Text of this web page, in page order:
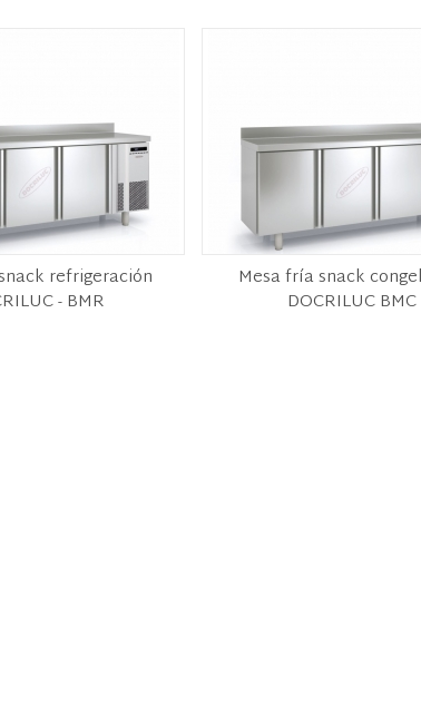
refrigeración
- BMR
Mesa fría snack
DOCRILUC BMC